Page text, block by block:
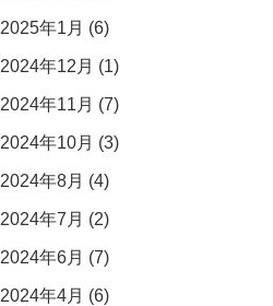
2025年1月 (6)
2024年12月 (1)
2024年11月 (7)
2024年10月 (3)
2024年8月 (4)
2024年7月 (2)
2024年6月 (7)
2024年4月 (6)